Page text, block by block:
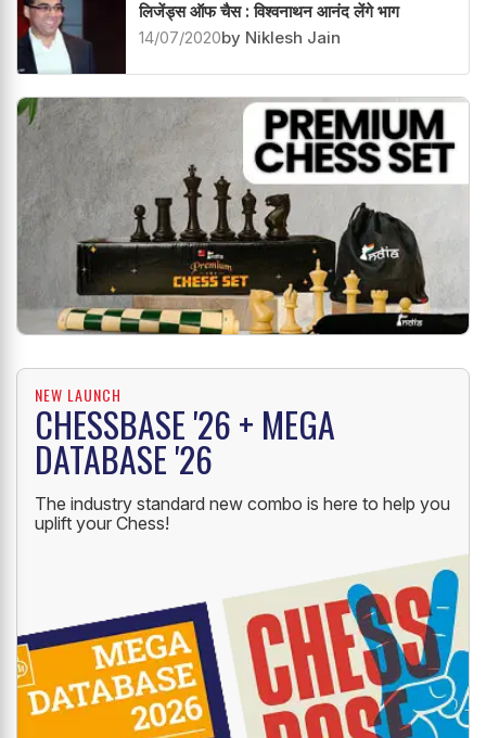
लिजेंड्स ऑफ चैस : विश्वनाथन आनंद लेंगे भाग
14/07/2020by Niklesh Jain
NEW LAUNCH
CHESSBASE '26 + MEGA
DATABASE '26
The industry standard new combo is here to help you
uplift your Chess!